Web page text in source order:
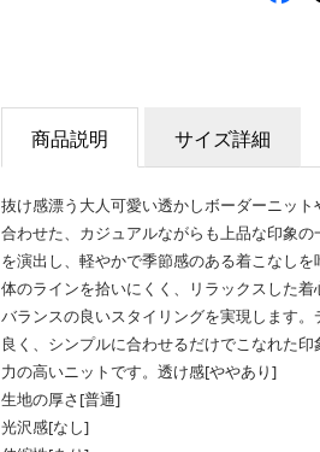
商品説明 サイズ詳細
抜け感漂う大人可愛い透かしボーダーニッ
合わせた、カジュアルながらも上品な印象
を演出し、軽やかで季節感のある着こなし
体のラインを拾いにくく、リラックスした
バランスの良いスタイリングを実現します
良く、シンプルに合わせるだけでこなれた
力の高いニットです。透け感[ややあり]
生地の厚さ[普通]
光沢感[なし]